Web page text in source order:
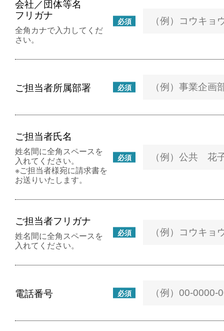
会社／団体等名
フリガナ
必須
全角カナで入力してくだ
さい。
ご担当者所属部署 必須
ご担当者氏名
必須
姓名間に全角スペースを
入れてください。
※ご担当者様宛に請求書を
お送りいたします。
ご担当者フリガナ
必須
姓名間に全角スペースを
入れてください。
電話番号 必須